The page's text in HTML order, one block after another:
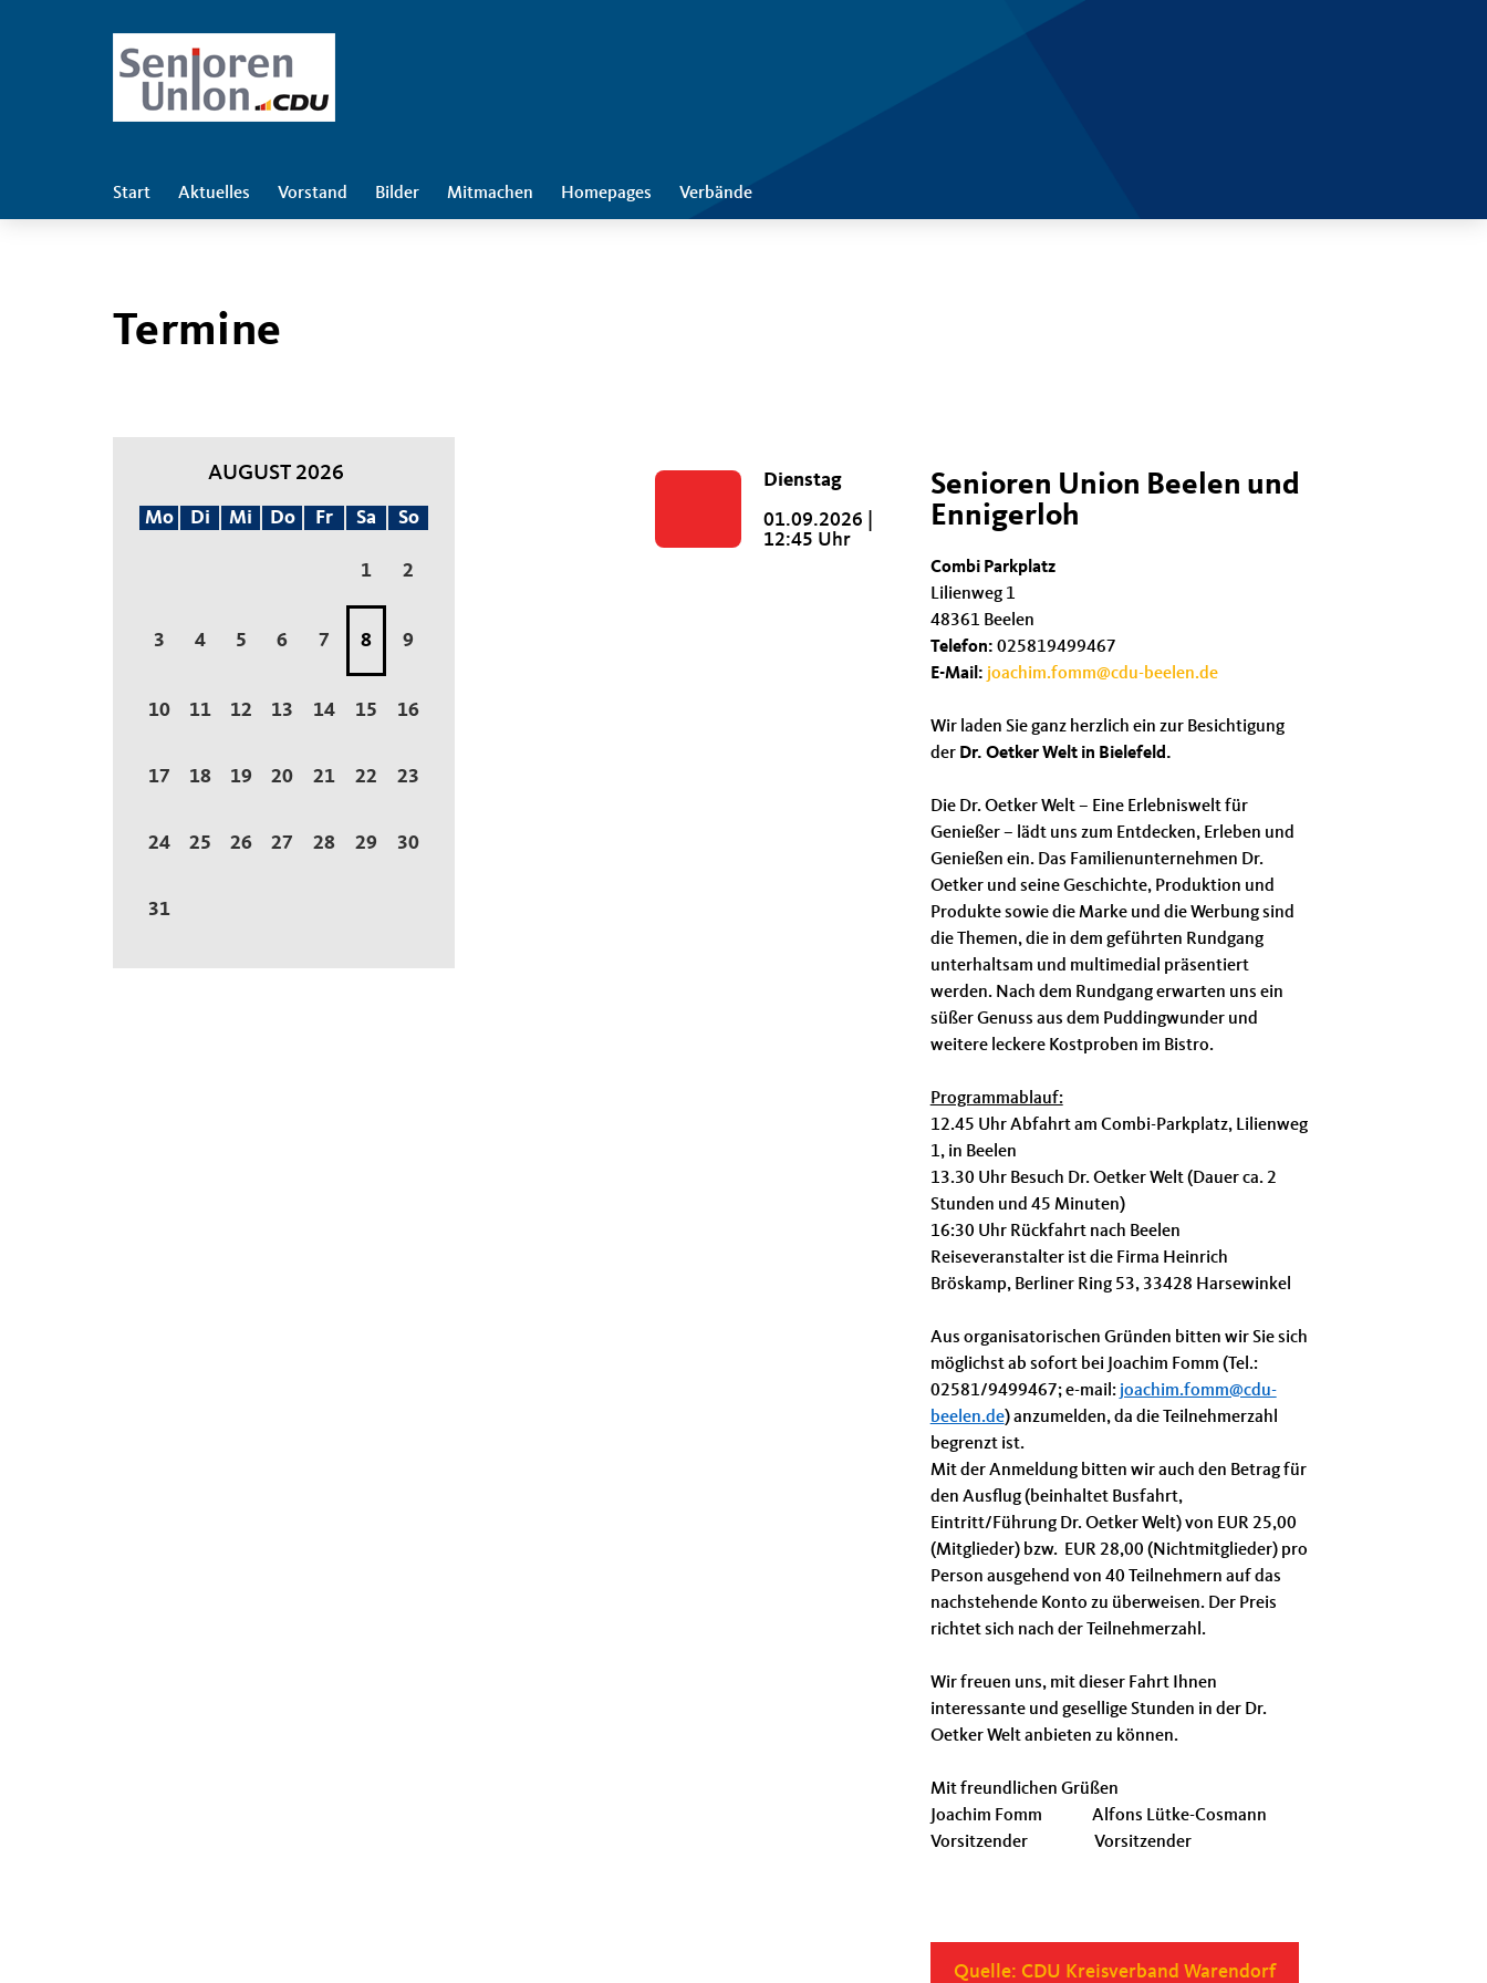
Start Aktuelles Vorstand Bilder Mitmachen Homepages Verbände
Termine
AUGUST 2026
Mo Di Mi Do Fr Sa So
1 2
3 4 5 6 7 8 9
10 11 12 13 14 15 16
17 18 19 20 21 22 23
24 25 26 27 28 29 30
31
Dienstag
01.09.2026 |
12:45 Uhr
Senioren Union Beelen und
Ennigerloh
Combi Parkplatz
Lilienweg 1
48361 Beelen
Telefon: 025819499467
E-Mail: joachim.fomm@cdu-beelen.de
Wir laden Sie ganz herzlich ein zur Besichtigung
der Dr. Oetker Welt in Bielefeld.
Die Dr. Oetker Welt – Eine Erlebniswelt für
Genießer – lädt uns zum Entdecken, Erleben und
Genießen ein. Das Familienunternehmen Dr.
Oetker und seine Geschichte, Produktion und
Produkte sowie die Marke und die Werbung sind
die Themen, die in dem geführten Rundgang
unterhaltsam und multimedial präsentiert
werden. Nach dem Rundgang erwarten uns ein
süßer Genuss aus dem Puddingwunder und
weitere leckere Kostproben im Bistro.
Programmablauf:
12.45 Uhr Abfahrt am Combi-Parkplatz, Lilienweg
1, in Beelen
13.30 Uhr Besuch Dr. Oetker Welt (Dauer ca. 2
Stunden und 45 Minuten)
16:30 Uhr Rückfahrt nach Beelen
Reiseveranstalter ist die Firma Heinrich
Bröskamp, Berliner Ring 53, 33428 Harsewinkel
Aus organisatorischen Gründen bitten wir Sie sich
möglichst ab sofort bei Joachim Fomm (Tel.:
02581/9499467; e-mail: joachim.fomm@cdu-
beelen.de) anzumelden, da die Teilnehmerzahl
begrenzt ist.
Mit der Anmeldung bitten wir auch den Betrag für
den Ausflug (beinhaltet Busfahrt,
Eintritt/Führung Dr. Oetker Welt) von EUR 25,00
(Mitglieder) bzw. EUR 28,00 (Nichtmitglieder) pro
Person ausgehend von 40 Teilnehmern auf das
nachstehende Konto zu überweisen. Der Preis
richtet sich nach der Teilnehmerzahl.
Wir freuen uns, mit dieser Fahrt Ihnen
interessante und gesellige Stunden in der Dr.
Oetker Welt anbieten zu können.
Mit freundlichen Grüßen
Joachim Fomm Alfons Lütke-Cosmann
Vorsitzender Vorsitzender
Quelle: CDU Kreisverband Warendorf